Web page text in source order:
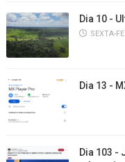
Dia 10 -
SEXTA-
Dia 13 -
Dia 103 -